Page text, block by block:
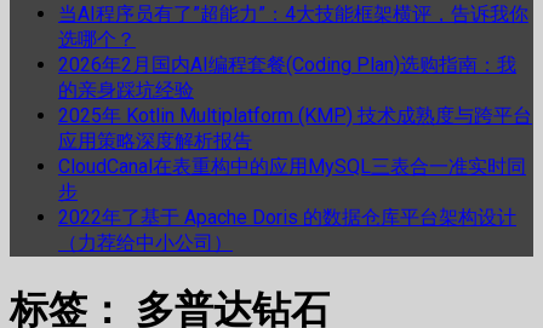
当AI程序员有了”超能力”：4大技能框架横评，告诉我你
选哪个？
2026年2月国内AI编程套餐(Coding Plan)选购指南：我
的亲身踩坑经验
2025年 Kotlin Multiplatform (KMP) 技术成熟度与跨平台
应用策略深度解析报告
CloudCanal在表重构中的应用MySQL三表合一准实时同
步
2022年了基于 Apache Doris 的数据仓库平台架构设计
（力荐给中小公司）
标签： 多普达钻石